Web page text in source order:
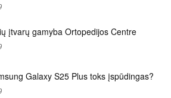
įtvarų gamyba Ortopedijos Centre
Galaxy S25 Plus toks įspūdingas?